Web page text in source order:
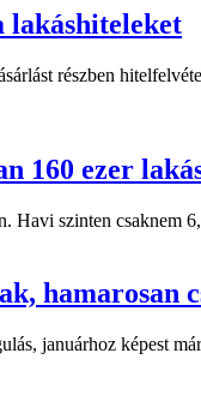
lakáshiteleket
részben
160 ezer
szinten csaknem
hamarosan
januárhoz képest